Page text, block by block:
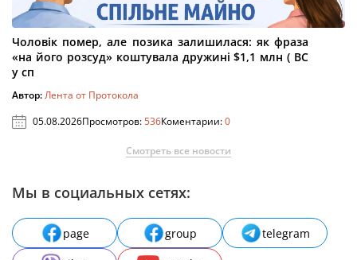
Чоловік помер, але позика залишилася: як фраза
«на його розсуд» коштувала дружині $1,1 млн ( ВС
у сп
Автор:Лента от Протокола
05.08.2026Просмотров:536Коментарии:0
Смотреть все новости
Мы в социальных сетях:
page group
telegram